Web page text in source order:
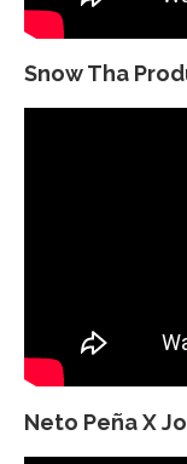
Snow Tha
Neto Peña X